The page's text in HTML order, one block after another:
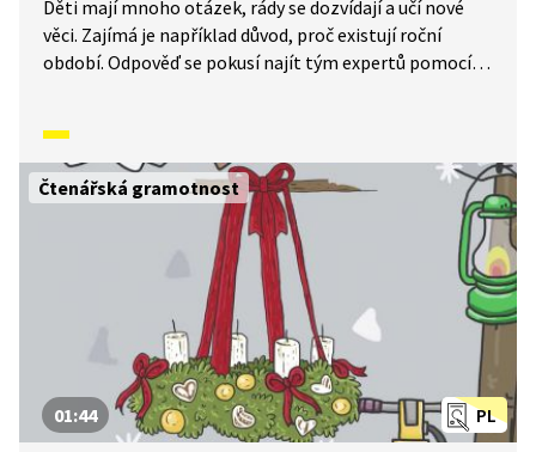
Děti mají mnoho otázek, rády se dozvídají a učí nové
věci. Zajímá je například důvod, proč existují roční
období. Odpověď se pokusí najít tým expertů pomocí
změny ročních období?
Čtenářská gramotnost
PL
01:44